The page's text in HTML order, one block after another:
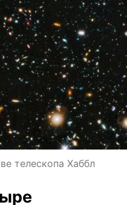
телескопа Хаббл